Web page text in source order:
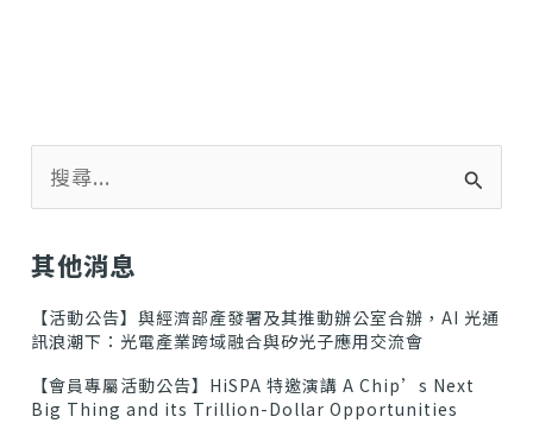
字
其他消息
【活動公告】與經濟部產發署及其推動辦公室合辦，AI 光通
訊浪潮下：光電產業跨域融合與矽光子應用交流會
【會員專屬活動公告】HiSPA 特邀演講 A Chip’s Next
Big Thing and its Trillion-Dollar Opportunities